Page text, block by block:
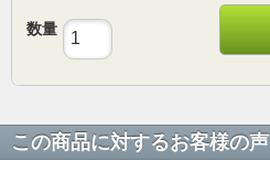
数量
この商品に対するお客様の声